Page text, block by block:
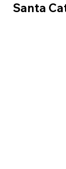
Santa